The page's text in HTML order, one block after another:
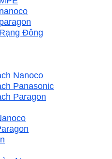
Đông
Nanoco
Panasonic
Paragon